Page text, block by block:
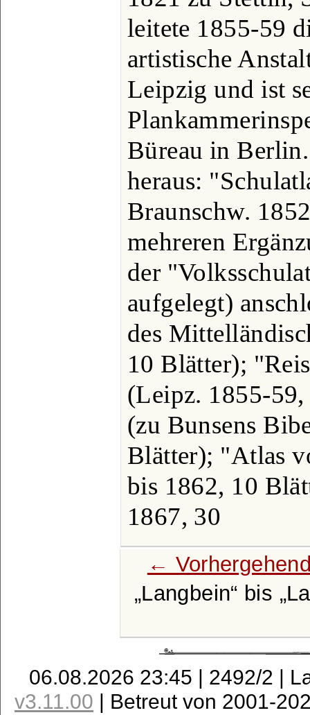
leitete 1855-59
artistische
Leipzig und ist
Büreau in
heraus:
Braunschw.
mehreren
der
aufgelegt)
des
10 Blätter);
(Leipz. 1855-
(zu Bunsens
Blätter); "Atlas
bis 1862, 10
1867, 30
←
Langbein
bis
06.08.2026 23:45 | 2492/2 |
v3.11.00 | Betreut von 2001-